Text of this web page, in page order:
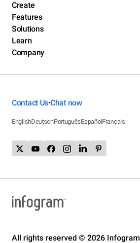
Create
Features
Solutions
Learn
Company
Contact Us•Chat now
EnglishDeutschPortuguêsEspañolFrançais
All rights reserved © 2026 Infogram